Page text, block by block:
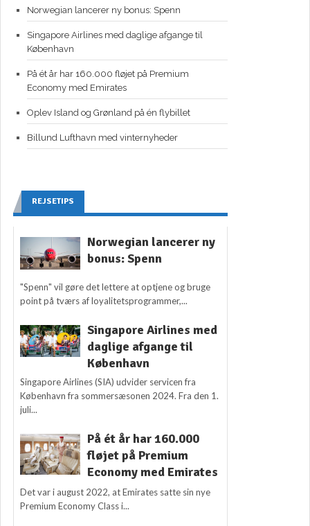
Norwegian lancerer ny bonus: Spenn
Singapore Airlines med daglige afgange til
København
På ét år har 160.000 fløjet på Premium
Economy med Emirates
Oplev Island og Grønland på én flybillet
Billund Lufthavn med vinternyheder
REJSETIPS
Norwegian lancerer ny
bonus: Spenn
"Spenn" vil gøre det lettere at optjene og bruge
point på tværs af loyalitetsprogrammer,...
Singapore Airlines med
daglige afgange til
København
Singapore Airlines (SIA) udvider servicen fra
København fra sommersæsonen 2024. Fra den 1.
juli...
På ét år har 160.000
fløjet på Premium
Economy med Emirates
Det var i august 2022, at Emirates satte sin nye
Premium Economy Class i...